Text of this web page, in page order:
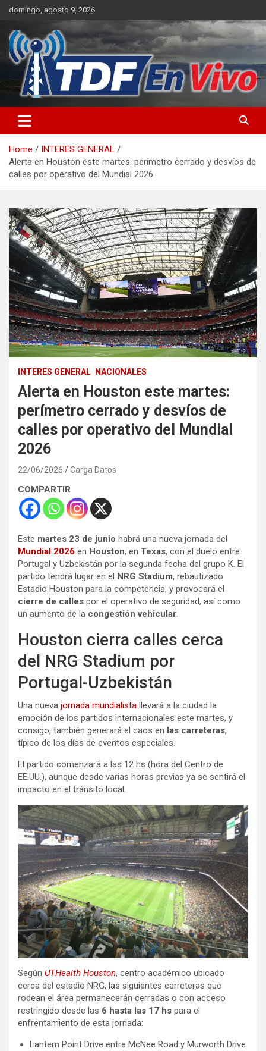
Skip
content
domingo, agosto 9, 2026
Home
INTERES GENERAL
Alerta en Houston este martes: perímetro cerrado y desvíos de
calles por operativo del Mundial 2026
INTERES GENERAL NACIONALES
Alerta en Houston este martes:
perímetro cerrado y desvíos de
calles por operativo del Mundial
2026
22/06/2026 Carga Datos
COMPARTIR
Este martes 23 de junio habrá una nueva jornada del
Mundial 2026 en Houston, en Texas, con el duelo entre
Portugal y Uzbekistán por la segunda fecha del grupo K. El
partido tendrá lugar en el NRG Stadium, rebautizado
Estadio Houston para la competencia, y provocará el
cierre de calles por el operativo de seguridad, así como
un aumento de la congestión vehicular
Houston cierra calles cerca
del NRG Stadium por
Portugal-Uzbekistán
Una nueva jornada mundialista llevará a la ciudad la
emoción de los partidos internacionales este martes, y
consigo, también generará el caos en las carreteras,
típico de los días de eventos especiales.
El partido comenzará a las 12 hs (hora del Centro de
EE.UU.), aunque desde varias horas previas ya se sentirá el
impacto en el tránsito local.
Según UTHealth Houston, centro académico ubicado
cerca del estadio NRG, las siguientes carreteras que
rodean el área permanecerán cerradas o con acceso
restringido desde las 6 hasta las 17 hs para el
enfrentamiento de esta jornada:
Lantern Point Drive entre McNee Road y Murworth Drive